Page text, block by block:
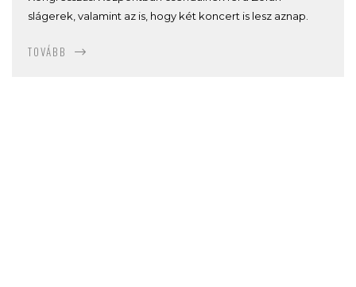
slágerek, valamint az is, hogy két koncert is lesz aznap.
TOVÁBB